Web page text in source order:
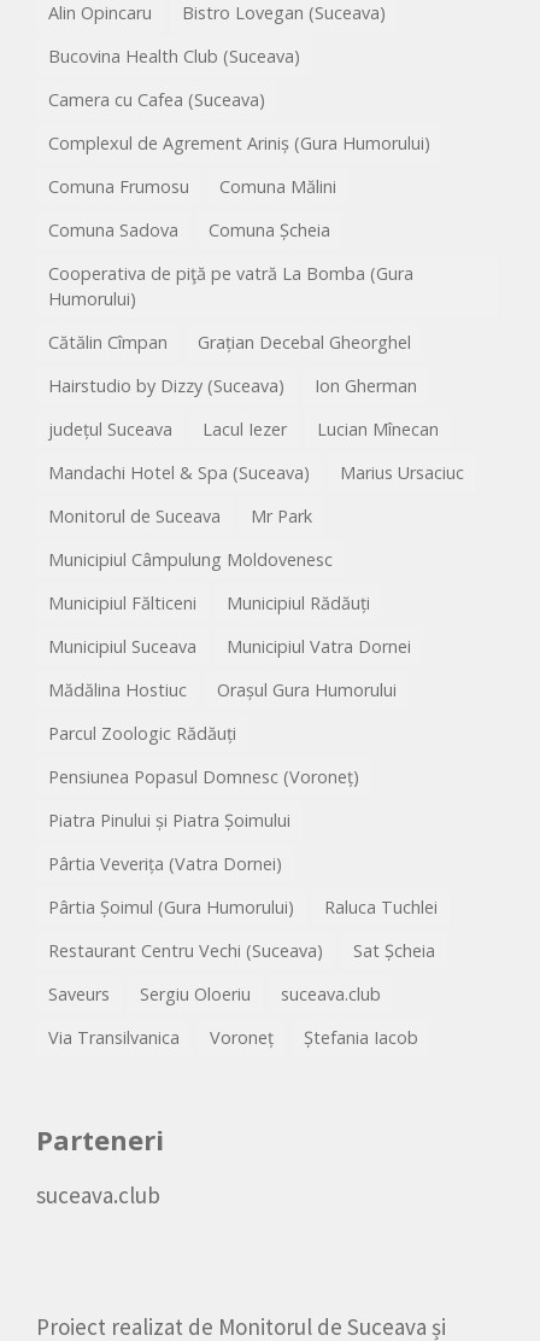
Alin Opincaru
Bistro Lovegan (Suceava)
Bucovina Health Club (Suceava)
Camera cu Cafea (Suceava)
Complexul de Agrement Ariniș (Gura Humorului)
Comuna Frumosu
Comuna Mălini
Comuna Sadova
Comuna Șcheia
Cooperativa de piţă pe vatră La Bomba (Gura
Humorului)
Cătălin Cîmpan
Grațian Decebal Gheorghel
Hairstudio by Dizzy (Suceava)
Ion Gherman
județul Suceava
Lacul Iezer
Lucian Mînecan
Mandachi Hotel & Spa (Suceava)
Marius Ursaciuc
Monitorul de Suceava
Mr Park
Municipiul Câmpulung Moldovenesc
Municipiul Fălticeni
Municipiul Rădăuți
Municipiul Suceava
Municipiul Vatra Dornei
Mădălina Hostiuc
Orașul Gura Humorului
Parcul Zoologic Rădăuți
Pensiunea Popasul Domnesc (Voroneț)
Piatra Pinului și Piatra Șoimului
Pârtia Veverița (Vatra Dornei)
Pârtia Șoimul (Gura Humorului)
Raluca Tuchlei
Restaurant Centru Vechi (Suceava)
Sat Șcheia
Saveurs
Sergiu Oloeriu
suceava.club
Via Transilvanica
Voroneț Ștefania Iacob
Parteneri
suceava.club
Proiect realizat de Monitorul de Suceava și